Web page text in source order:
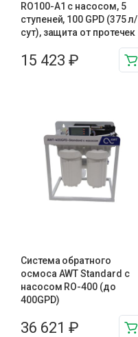
RO100-A1 с насосом, 5
ступеней, 100 GPD (375 л/
сут), защита от протечек
15 423 ₽
Система обратного
осмоса AWT Standard с
насосом RO-400 (до
400GPD)
36 621 ₽